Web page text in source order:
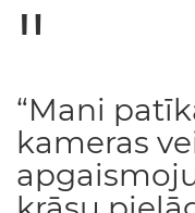
“Mani
kameras